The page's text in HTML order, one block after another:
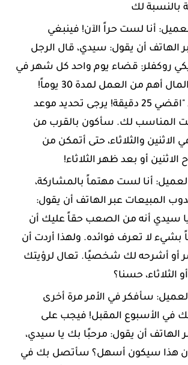
بالنسبة لك
أنا لست حراً الآن! فينبغي
الهاتف أن يقول: سيدي، قال الرجل
روكفلر: قضاء يوم واحد كل شهر في
التفكير في المال أهم من العمل لمدة 30 يوماً!
نحتاج فقط "اقضي 25 دقيقة! يرجى تحديد موعد
المناسب لك. سأكون بالقرب من
والثلاثاء، حتى أتمكن من
الاثنين أو بعد ظهر الثلاثاء!
أنا لست مهتماً بالمشاركة،
المبيعات عبر الهاتف أن يقول:
سيدي أنه من الصعب حقاً عليك أن
بشيء لا تعرف فوائده. ولهذا أردت أن
أو أشرحه لك شخصيًا. تعال لرؤيتك
الثلاثاء، حسنا؟
سأفكر في الأمر مرة أخرى
في الأسبوع المقبل! فيجب على
الهاتف أن يقول: مرحبًا بك يا سيدي،
هذا سيكون أسهل؟ سأتصل بك في